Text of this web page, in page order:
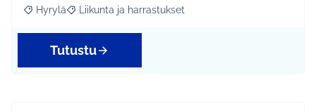
Rajaa tulokset aihepiirin mukaan: Hyrylä
Hyrylä Rajaa tulokset teeman mukaan: Liikunta ja
Liikunta ja harrastukset
Tutustu